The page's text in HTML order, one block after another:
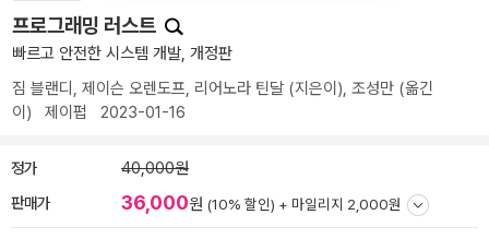
프로그래밍 러스트
빠르고 안전한 시스템 개발, 개정판
짐 블랜디 , 제이슨 오렌도프, 리어노라 틴달 (지은이), 조성만 (옮긴
이) 제이펍 2023-01-16
정가 40,000원
판매가 36,000원 (10% 할인) + 마일리지 2,000원